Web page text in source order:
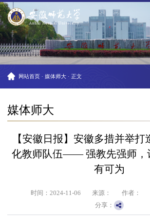
网站首页 · 媒体师大 · 正文
媒体师大
【安徽日报】​​安徽多措并举打
化教师队伍—— 强教先强师，
有可为
时间：2024-11-06 来源： 作者：
分享：